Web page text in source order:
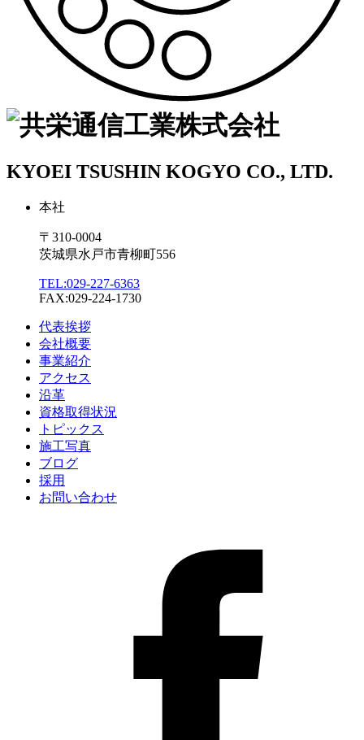
KYOEI TSUSHIN KOGYO CO., LTD.
本社
〒310-0004
茨城県水戸市青柳町556
TEL:029-227-6363
FAX:029-224-1730
代表挨拶
会社概要
事業紹介
アクセス
沿革
資格取得状況
トピックス
施工写真
ブログ
採用
お問い合わせ